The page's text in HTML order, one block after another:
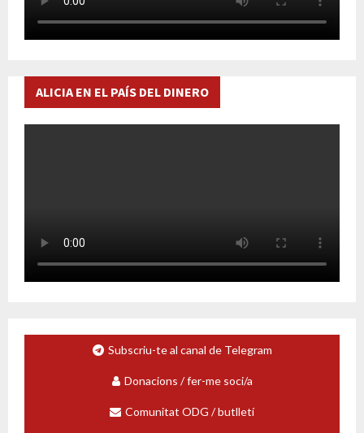
ALICIA EN EL PAÍS DEL DINERO
Subscriu-te al canal de Telegram
Donacions / fer-me soci/a
Comunitat ODG / butlletí